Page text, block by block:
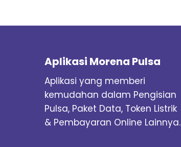
Aplikasi Morena Pulsa
Aplikasi yang memberi
kemudahan dalam Pengisian
Pulsa, Paket Data, Token Listrik
& Pembayaran Online Lainnya.